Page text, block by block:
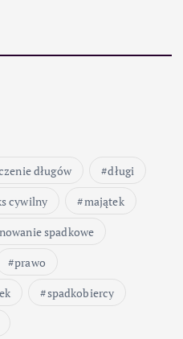
długów
długi
cywilny
majątek
spadkowe
prawo
spadkobiercy